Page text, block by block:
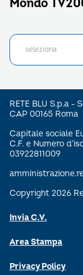
Mondo
RETE BLU S.p.a -
CAP 00165 Roma
Capitale sociale
C.F. e Numero
03922811009
Copyright 2026
Invia C.V.
Area Stampa
Privacy Policy